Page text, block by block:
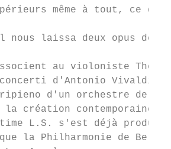
même à tout, ce
laissa deux opus de
au violoniste
concerti d'Antonio Vivaldi.
d'un orchestre de
la création
L.S. s'est déjà
la Philharmonie de